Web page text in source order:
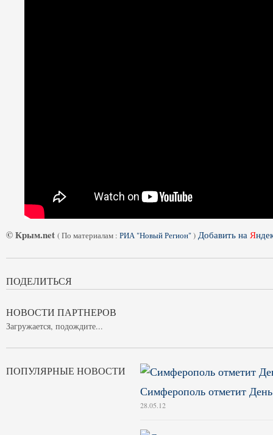
© Крым.net (По материалам : РИА "Новый Регион") Добавить на Я
ПОДЕЛИТЬСЯ
НОВОСТИ ПАРТНЕРОВ
Загружается, подождите...
ПОПУЛЯРНЫЕ НОВОСТИ
Симферополь отметит
28.05.12